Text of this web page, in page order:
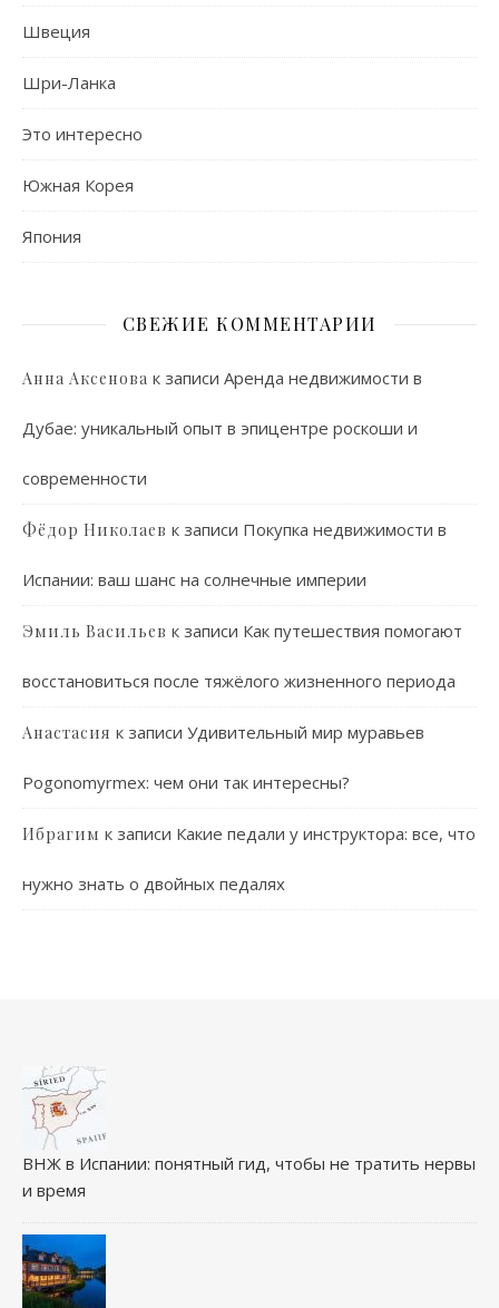
Швеция
Шри-Ланка
Это интересно
Южная Корея
Япония
СВЕЖИЕ КОММЕНТАРИИ
Анна Аксенова к записи Аренда недвижимости в
Дубае: уникальный опыт в эпицентре роскоши и
современности
Фёдор Николаев к записи Покупка недвижимости в
Испании: ваш шанс на солнечные империи
Эмиль Васильев к записи Как путешествия помогают
восстановиться после тяжёлого жизненного периода
Анастасия к записи Удивительный мир муравьев
Pogonomyrmex: чем они так интересны?
Ибрагим к записи Какие педали у инструктора: все, что
нужно знать о двойных педалях
ВНЖ в Испании: понятный гид, чтобы не тратить нервы
и время